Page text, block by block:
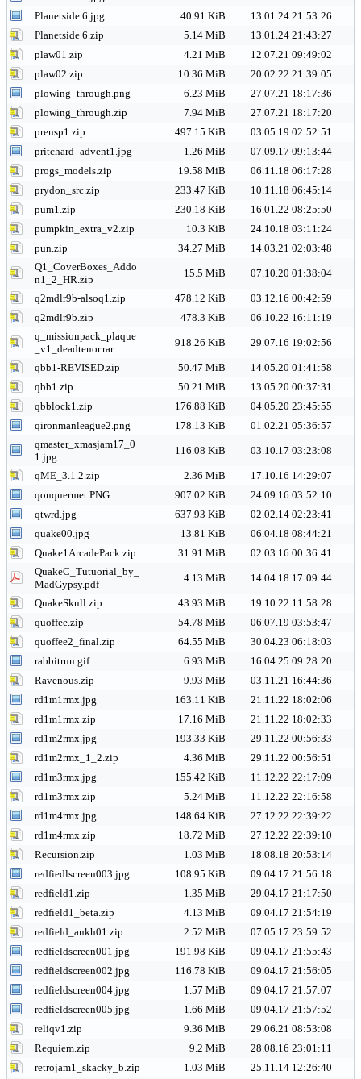
Planetside 6.jpg
40.91 KiB
13.01.24 21:53:26
Planetside 6.zip
5.14 MiB
13.01.24 21:43:27
plaw01.zip
4.21 MiB
12.07.21 09:49:02
plaw02.zip
10.36 MiB
20.02.22 21:39:05
plowing_through.png
6.23 MiB
27.07.21 18:17:36
plowing_through.zip
7.94 MiB
27.07.21 18:17:20
prensp1.zip
497.15 KiB
03.05.19 02:52:51
pritchard_advent1.jpg
1.26 MiB
07.09.17 09:13:44
progs_models.zip
19.58 MiB
06.11.18 06:17:28
prydon_src.zip
233.47 KiB
10.11.18 06:45:14
pum1.zip
230.18 KiB
16.01.22 08:25:50
pumpkin_extra_v2.zip
10.3 KiB
24.10.18 03:11:24
pun.zip
34.27 MiB
14.03.21 02:03:48
Q1_CoverBoxes_Addo
n1_2_HR.zip
15.5 MiB 07.10.20 01:38:04
q2mdlr9b-alsoq1.zip 478.12 KiB
03.12.16 00:42:59
q2mdlr9b.zip
478.3 KiB
06.10.22 16:11:19
q_missionpack_plaque
_v1_deadtenor.rar
918.26 KiB 29.07.16 19:02:56
qbb1-REVISED.zip 50.47 MiB
14.05.20 01:41:58
qbb1.zip
50.21 MiB
13.05.20 00:37:31
qbblock1.zip
176.88 KiB
04.05.20 23:45:55
qironmanleague2.png
178.13 KiB
01.02.21 05:36:57
qmaster_xmasjam17_0
1.jpg
116.08 KiB 03.10.17 03:23:08
qME_3.1.2.zip 2.36 MiB
17.10.16 14:29:07
qonquermet.PNG
907.02 KiB
24.09.16 03:52:10
qtwrd.jpg
637.93 KiB
02.02.14 02:23:41
quake00.jpg
13.81 KiB
06.04.18 08:44:21
Quake1ArcadePack.zip
31.91 MiB
02.03.16 00:36:41
QuakeC_Tutuorial_by_
MadGypsy.pdf
4.13 MiB 14.04.18 17:09:44
QuakeSkull.zip 43.93 MiB
19.10.22 11:58:28
quoffee.zip
54.78 MiB
06.07.19 03:53:47
quoffee2_final.zip
64.55 MiB
30.04.23 06:18:03
rabbitrun.gif
6.93 MiB
16.04.25 09:28:20
Ravenous.zip
9.93 MiB
03.11.21 16:44:36
rd1m1rmx.jpg
163.11 KiB
21.11.22 18:02:06
rd1m1rmx.zip
17.16 MiB
21.11.22 18:02:33
rd1m2rmx.jpg
193.33 KiB
29.11.22 00:56:33
rd1m2rmx_1_2.zip
4.36 MiB
29.11.22 00:56:51
rd1m3rmx.jpg
155.42 KiB
11.12.22 22:17:09
rd1m3rmx.zip
5.24 MiB
11.12.22 22:16:58
rd1m4rmx.jpg
148.64 KiB
27.12.22 22:39:22
rd1m4rmx.zip
18.72 MiB
27.12.22 22:39:10
Recursion.zip
1.03 MiB
18.08.18 20:53:14
redfiedlscreen003.jpg
108.95 KiB
09.04.17 21:56:18
redfield1.zip
1.35 MiB
29.04.17 21:17:50
redfield1_beta.zip
4.13 MiB
09.04.17 21:54:19
redfield_ankh01.zip
2.52 MiB
07.05.17 23:59:52
redfieldscreen001.jpg
191.98 KiB
09.04.17 21:55:43
redfieldscreen002.jpg
116.78 KiB
09.04.17 21:56:05
redfieldscreen004.jpg
1.57 MiB
09.04.17 21:57:07
redfieldscreen005.jpg
1.66 MiB
09.04.17 21:57:52
reliqv1.zip
9.36 MiB
29.06.21 08:53:08
Requiem.zip
9.2 MiB
28.08.16 23:01:11
retrojam1_skacky_b.zip
1.03 MiB
25.11.14 12:26:40